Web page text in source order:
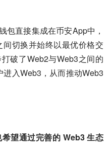
包直接集成在币安App中，
切换并始终以最优价格交
破了Web2与Web3之间的
入Web3，从而推动Web3
望通过完善的 Web3 生态